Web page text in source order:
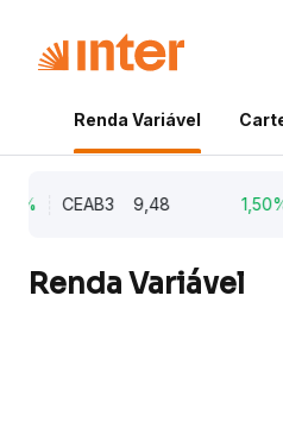
Renda Variável
CEAB3 9,48 1,50%
Renda Variável